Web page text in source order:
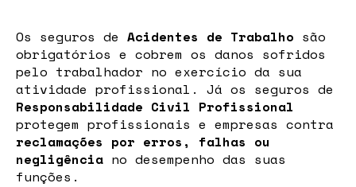
Os seguros de Acidentes de Trabalho são
obrigatórios e cobrem os danos sofridos
pelo trabalhador no exercício da sua
atividade profissional. Já os seguros de
Responsabilidade Civil Profissional
protegem profissionais e empresas contra
reclamações por erros, falhas ou
negligência no desempenho das suas
funções.